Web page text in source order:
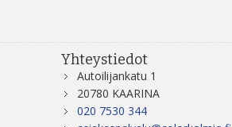
Yhteystiedot
Autoilijankatu 1
20780 KAARINA
020 7530 344